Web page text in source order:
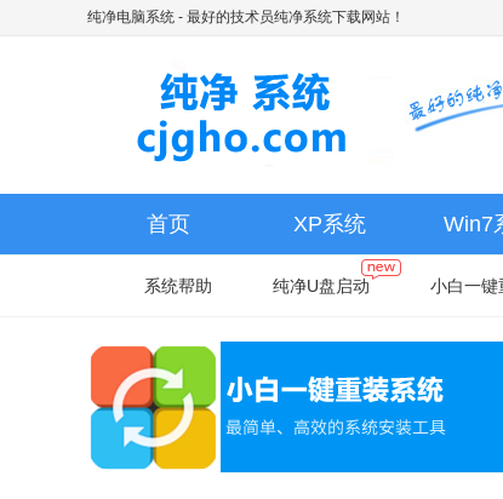
纯净电脑系统 - 最好的技术员纯净系统下载网站！
首页 XP系统 Win7
系统帮助 纯净U盘启动 小白一键